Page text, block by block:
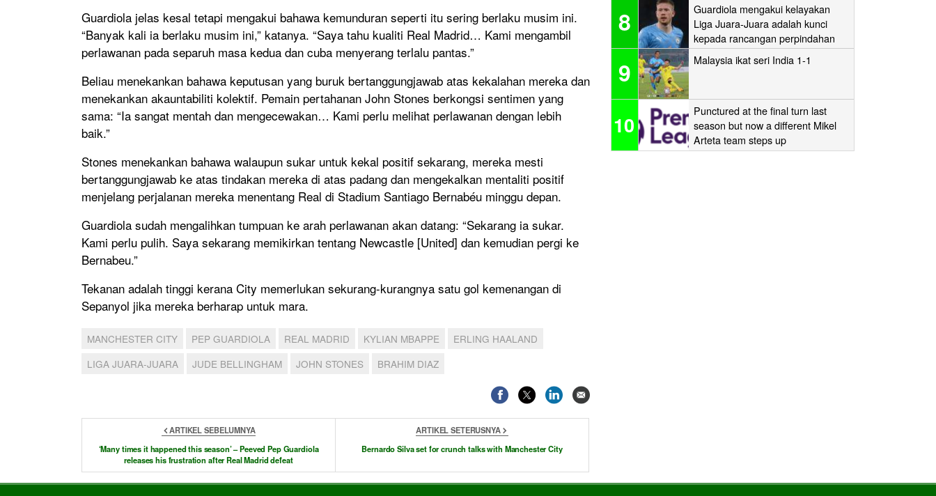
Guardiola jelas kesal tetapi mengakui bahawa kemunduran seperti itu sering berlaku musim ini.
“Banyak kali ia berlaku musim ini,” katanya. “Saya tahu kualiti Real Madrid… Kami mengambil
perlawanan pada separuh masa kedua dan cuba menyerang terlalu pantas.”
Beliau menekankan bahawa keputusan yang buruk bertanggungjawab atas kekalahan mereka dan
menekankan akauntabiliti kolektif. Pemain pertahanan John Stones berkongsi sentimen yang
sama: “Ia sangat mentah dan mengecewakan… Kami perlu melihat perlawanan dengan lebih
baik.”
Stones menekankan bahawa walaupun sukar untuk kekal positif sekarang, mereka mesti
bertanggungjawab ke atas tindakan mereka di atas padang dan mengekalkan mentaliti positif
menjelang perjalanan mereka menentang Real di Stadium Santiago Bernabéu minggu depan.
Guardiola sudah mengalihkan tumpuan ke arah perlawanan akan datang: “Sekarang ia sukar.
Kami perlu pulih. Saya sekarang memikirkan tentang Newcastle [United] dan kemudian pergi ke
Bernabeu.”
Tekanan adalah tinggi kerana City memerlukan sekurang-kurangnya satu gol kemenangan di
Sepanyol jika mereka berharap untuk mara.
MANCHESTER CITY PEP GUARDIOLA REAL MADRID KYLIAN MBAPPE
ERLING HAALAND
LIGA JUARA-JUARA
JUDE BELLINGHAM JOHN STONES BRAHIM DIAZ
ARTIKEL SEBELUMNYA
‘Many times it happened this season’ – Peeved Pep Guardiola
releases his frustration after Real Madrid defeat
ARTIKEL SETERUSNYA
Bernardo Silva set for crunch talks with Manchester City
8
Guardiola mengakui kelayakan
Liga Juara-Juara adalah kunci
kepada rancangan perpindahan
Man City
9 Malaysia ikat seri India 1-1
10
Punctured at the final turn last
season but now a different Mikel
Arteta team steps up